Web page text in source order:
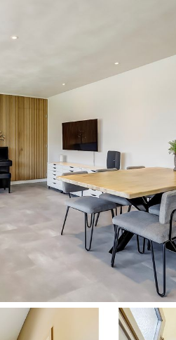
de erfgrens loopt, geniet je hier
zijkant van de woning zorgt
in de tuin ligt een ruim en
de kinderen is er een veilige,
de tuin staan verhoogde
voor kleur en afwisseling zorgen.
zich een vrije achterom die uitkomt
bedienbare sectionaalpoort
die is aangesloten op een
via een druppelslang of
kan eenvoudig bijna in
berging te creëren. De vloer
is een aansluiting
tuin combineert gemak, plezier
zonder in te leveren op comfort of